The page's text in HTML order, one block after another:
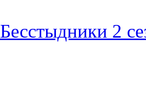
Бесстыдники 2